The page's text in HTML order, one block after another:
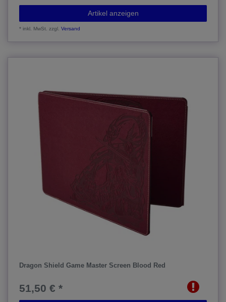
Artikel anzeigen
*inkl. MwSt. zzgl.Versand
Dragon Shield Game Master Screen Blood Red
51,50 € *